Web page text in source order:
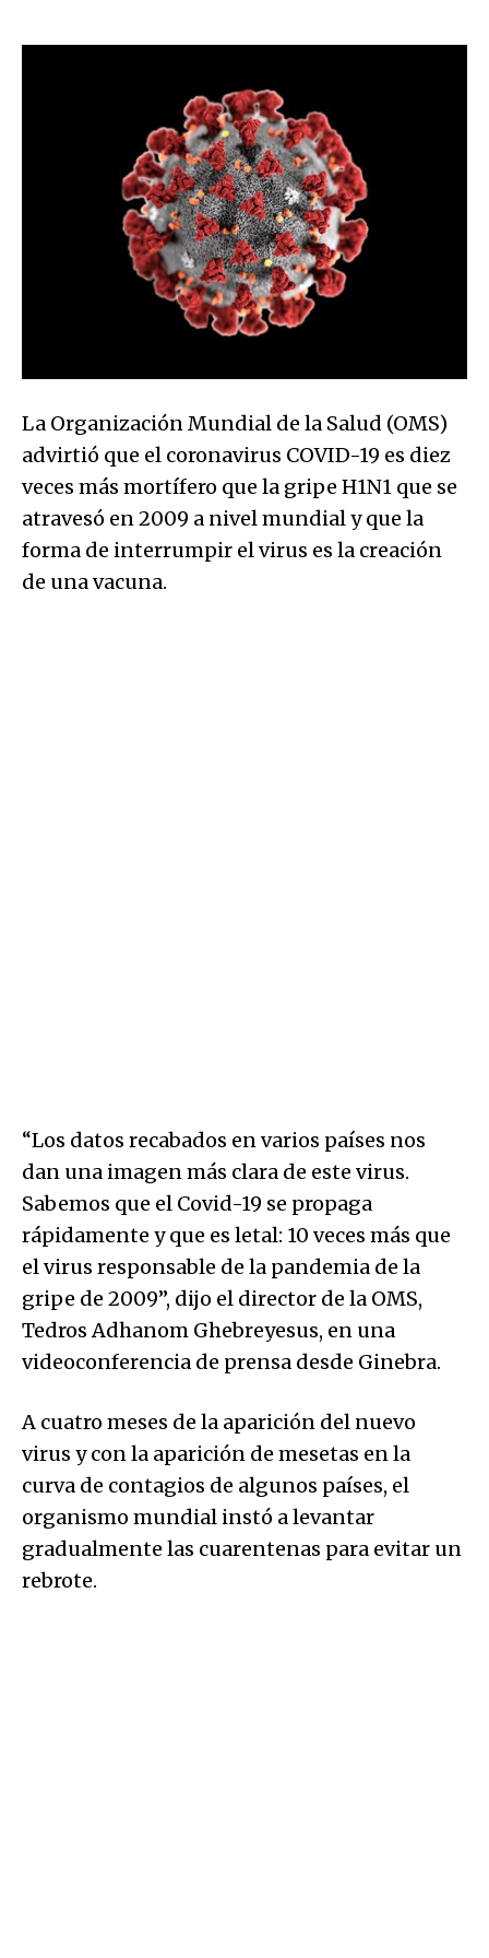
La Organización Mundial de la Salud (OMS)
advirtió que el coronavirus COVID-19 es diez
veces más mortífero que la gripe H1N1 que se
atravesó en 2009 a nivel mundial y que la
forma de interrumpir el virus es la creación
de una vacuna.
“Los datos recabados en varios países nos
dan una imagen más clara de este virus.
Sabemos que el Covid-19 se propaga
rápidamente y que es letal: 10 veces más que
el virus responsable de la pandemia de la
gripe de 2009”, dijo el director de la OMS,
Tedros Adhanom Ghebreyesus, en una
videoconferencia de prensa desde Ginebra.
A cuatro meses de la aparición del nuevo
virus y con la aparición de mesetas en la
curva de contagios de algunos países, el
organismo mundial instó a levantar
gradualmente las cuarentenas para evitar un
rebrote.